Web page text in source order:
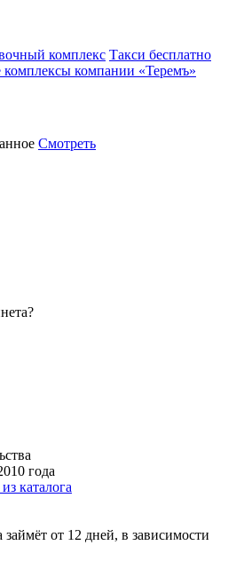
комплекс Такси бесплатно
комплексы компании «Теремъ»
Смотреть
года
каталога
займёт от 12 дней, в зависимости